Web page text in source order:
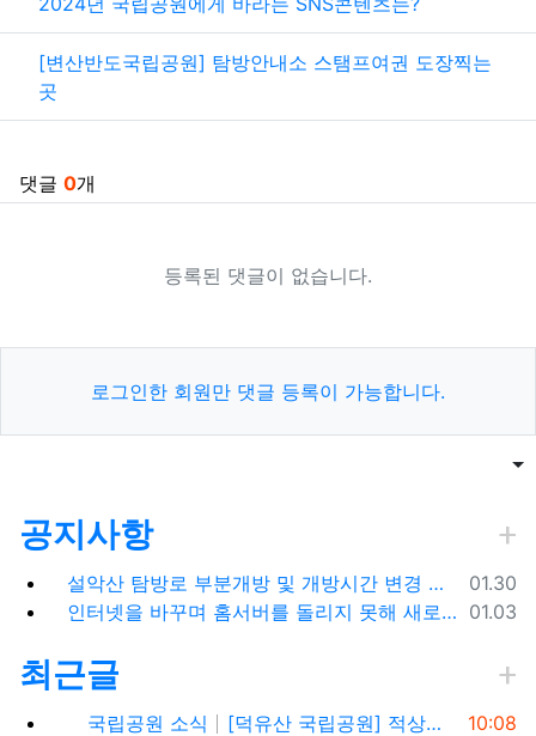
[변산반도국립공원] 탐방안내소 스탬프여권 도장찍는
곳
댓글 0개
등록된 댓글이 없습니다.
로그인한 회원만 댓글 등록이 가능합니다.
목록게
공지사항
등록일
01.30
설악산 탐방로 부분개방 및 개방시간 변경 안내(1.26.(금), 04:00 기준)
등록일
01.03
인터넷을 바꾸며 홈서버를 돌리지 못해 새로 시작합니다.
최근글
등록일
10:08
국립공원 소식
[덕유산 국립공원] 적상산 전망대 안국사 천일폭포 적상산 사고 구경